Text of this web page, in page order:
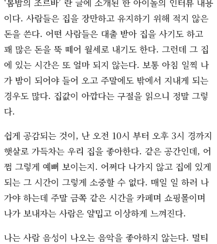
이다. 사람들은 집을 장만하고 유지하기 위해 적지 않은
돈을 쓴다. 어떤 사람들은 대출 받아 집을 사기도 하고
꽤 많은 돈을 뚝 떼어 월세로 내기도 한다. 그런데 그 집
에 있는 시간은 또 얼마 되지 않는다. 보통 아침 일찍 나
가 밤이 되어야 들어 오고 주말에도 밖에서 지내게 되는
경우도 많다. 집값이 아깝다는 구절을 읽으니 정말 그렇
다.
쉽게 공감되는 것이, 난 오전 10시 부터 오후 3시 경까지
햇살로 가득차는 우리 집을 좋아한다. 같은 공간인데, 어
쩜 그렇게 예뻐 보이는지. 어쩌다 나가지 않고 집에 있게
되는 그 시간이 그렇게 소중할 수 없다. 매일 일 하러 나
가야 하는데 주말 금쪽 같은 시간을 카페며 쇼핑몰이며
나가 보내자는 사람은 얄밉고 이상하게 느껴진다.
나는 사람 음성이 나오는 음악을 좋아하지 않는다. 멀티